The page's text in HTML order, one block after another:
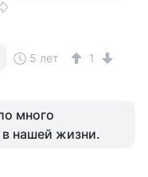
5 лет 1
много
в нашей жизни.